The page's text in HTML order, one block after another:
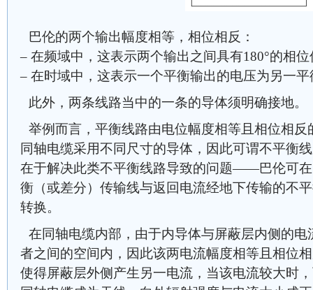
巴伦的两个输出幅度相等，相位相反：
– 在频域中，这表示两个输出之间具有180°的相
– 在时域中，这表示一个平衡输出的电压为另一
此外，两条线路当中的一条的导体须明确接地。
举例而言，平衡线路由电位幅度相等且相位相
同轴电缆采用不同尺寸的导体，因此可谓不平衡
在于解决此类不平衡线路导致的问题——巴伦可
衡（或差分）传输线与返回电流经地下传输的不
转换。
在同轴电缆内部，由于内导体与屏蔽层内侧的
者之间的空间内，因此该两电流幅度相等且相位
使得屏蔽层外侧产生另一电流，当该电流较大时